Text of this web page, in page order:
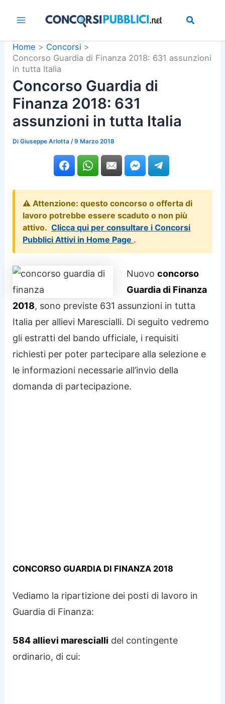
Home
Concorsi
Concorso Guardia di Finanza 2018: 631 assunzioni
in tutta Italia
Concorso Guardia di
Finanza 2018: 631
assunzioni in tutta Italia
DiGiuseppe Arlotta /9 Marzo 2018
⚠️ Attenzione: questo concorso o offerta di
lavoro potrebbe essere scaduto o non più
attivo. Clicca qui per consultare i Concorsi
Pubblici Attivi in Home Page .
Nuovoconcorso
Guardia di Finanza
2018, sono previste 631 assunzioni in tutta
Italia per allievi Marescialli. Di seguito vedremo
gli estratti del bando ufficiale, i requisiti
richiesti per poter partecipare alla selezione e
le informazioni necessarie all’invio della
domanda di partecipazione.
CONCORSO GUARDIA DI FINANZA 2018
Vediamo la ripartizione dei posti di lavoro in
Guardia di Finanza:
584 allievi marescialli del contingente
ordinario, di cui: